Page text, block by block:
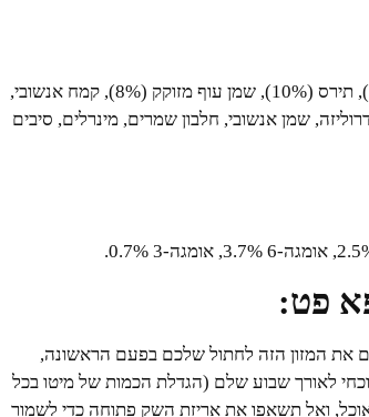
חלבון עוף מיובש (30%), קמח חיטה (22%), אורז באלדו (16%), תירס (10%), שמן עוף מזוקק (8%), קמח אנשובי,
הידרוליזה, שמן אנשובי, חלבון שמרים, מינרלים, סיבים
פט:
את המזון הזה לחתול שלכם בפעם הראשונה,
לאורך שבוע שלם (הגדלת הכמות של מיטו בכל
ואל תשאפו את אריזת השק פתוחה כדי לשמור